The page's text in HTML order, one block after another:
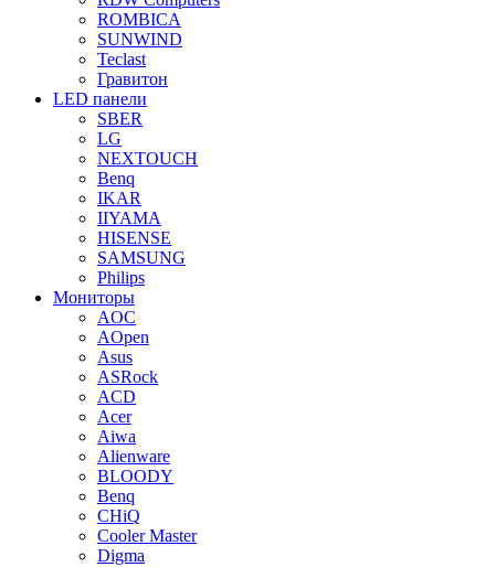
ROMBICA
SUNWIND
Teclast
Гравитон
LED панели
SBER
LG
NEXTOUCH
Benq
IKAR
IIYAMA
HISENSE
SAMSUNG
Philips
Мониторы
AOC
AOpen
Asus
ASRock
ACD
Acer
Aiwa
Alienware
BLOODY
Benq
CHiQ
Cooler Master
Digma